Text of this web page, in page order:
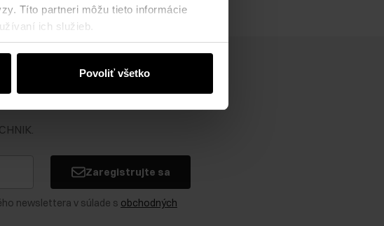
Títo partneri môžu tieto informácie
ich služieb.
Povoliť všetko
Zaregistrujte sa
newslettera v súlade s obchodných